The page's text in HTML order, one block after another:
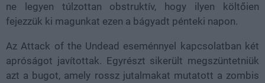
ne legyen túlzottan obstruktív, hogy ilyen költőien
fejezzük ki magunkat ezen a bágyadt pénteki napon.
Az Attack of the Undead eseménnyel kapcsolatban két
apróságot javítottak. Egyrészt sikerült megszüntetniük
azt a bugot, amely rossz jutalmakat mutatott a zombis